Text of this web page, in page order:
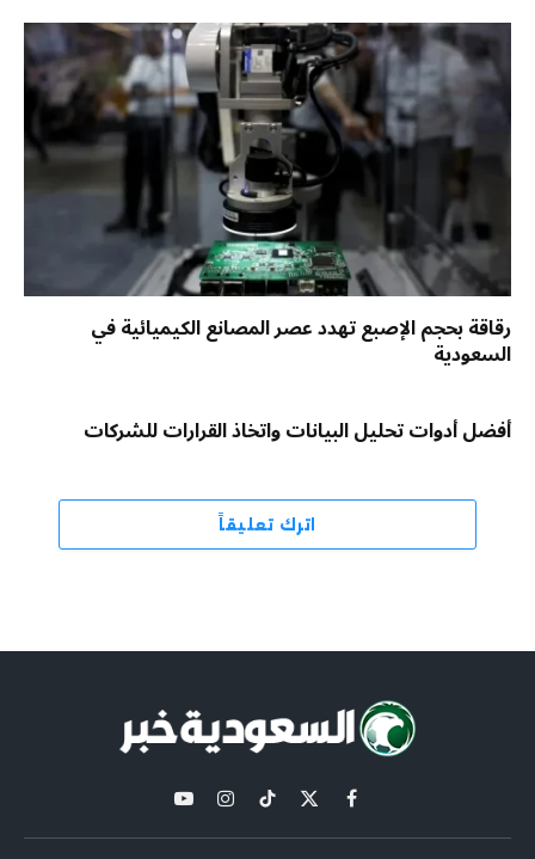
رقاقة بحجم الإصبع تهدد عصر المصانع الكيميائية في
السعودية
أفضل أدوات تحليل البيانات واتخاذ القرارات للشركات
اترك تعليقاً
فيسبوك
X
(Twitter)
تيكتوكالانستغراميوتيوب